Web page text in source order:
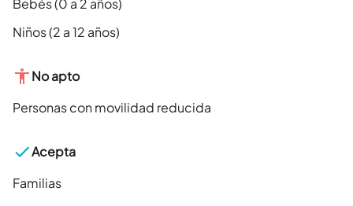
Bebés (0 a 2 años)
Niños (2 a 12 años)
No apto
Personas con movilidad reducida
Acepta
Familias